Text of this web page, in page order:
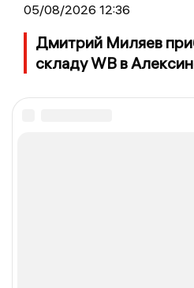
05/08/2026 12:36
Дмитрий Миляев
складу WB в